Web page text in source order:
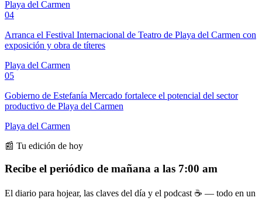
Playa del Carmen
04
Arranca el Festival Internacional de Teatro de Playa del Carmen con
exposición y obra de títeres
Playa del Carmen
05
Gobierno de Estefanía Mercado fortalece el potencial del sector
productivo de Playa del Carmen
Playa del Carmen
📰 Tu edición de hoy
Recibe el periódico de mañana a las 7:00 am
El diario para hojear, las claves del día y el podcast ☕ — todo en un